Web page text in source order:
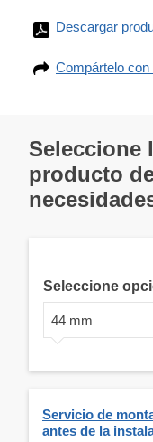
Descargar
Compártelo con
Seleccione
producto
Seleccione
44 mm
Servicio de
antes de la